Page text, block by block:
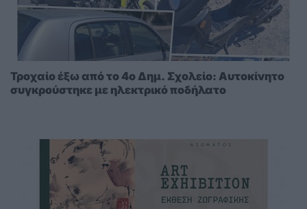
Τροχαίο έξω από το 4ο Δημ. Σχολείο: Αυτοκίνητο
συγκρούστηκε με ηλεκτρικό ποδήλατο